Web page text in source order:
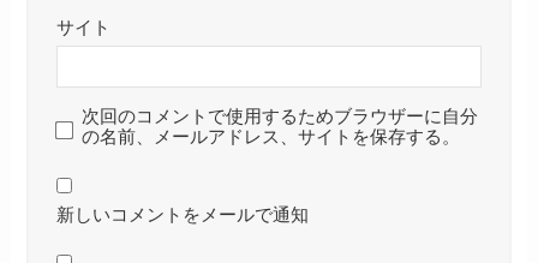
サイト
次回のコメントで使用するためブラウザーに自分
の名前、メールアドレス、サイトを保存する。
新しいコメントをメールで通知